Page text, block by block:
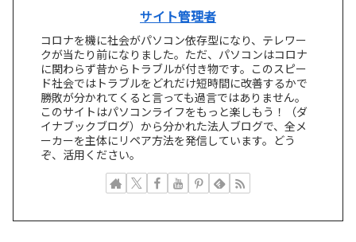
サイト管理者
コロナを機に社会がパソコン依存型になり、テレワー
クが当たり前になりました。ただ、パソコンはコロナ
に関わらず昔からトラブルが付き物です。このスピー
ド社会ではトラブルをどれだけ短時間に改善するかで
勝敗が分かれてくると言っても過言ではありません。
このサイトはパソコンライフをもっと楽しもう！（ダ
イナブックブログ）から分かれた法人ブログで、全メ
ーカーを主体にリペア方法を発信しています。どう
ぞ、活用ください。